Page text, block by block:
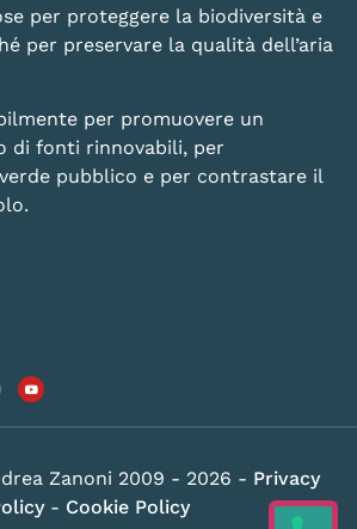
per proteggere la biodiversità e
per preservare la qualità dell’aria
per promuovere un
di fonti rinnovabili, per
pubblico e per contrastare il
Zanoni 2009 - 2026 - Privacy
- Cookie Policy